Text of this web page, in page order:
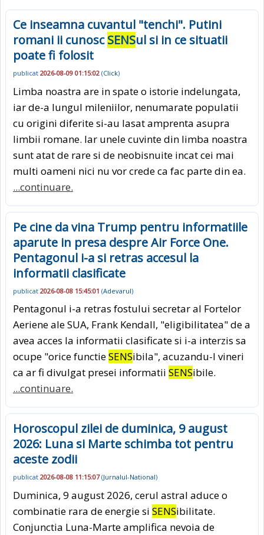
Ce inseamna cuvantul "tenchi". Putini
romani ii cunoscSENSul si in ce situatii
poate fi folosit
publicat 2026-08-09 01:15:02 (Click)
Limba noastra are in spate o istorie indelungata,
iar de-a lungul mileniilor, nenumarate populatii
cu origini diferite si-au lasat amprenta asupra
limbii romane. Iar unele cuvinte din limba noastra
sunt atat de rare si de neobisnuite incat cei mai
multi oameni nici nu vor crede ca fac parte din ea.
...continuare.
Pe cine da vina Trump pentru informatiile
aparute in presa despre Air Force One.
Pentagonul i-a si retras accesul la
informatii clasificate
publicat 2026-08-08 15:45:01 (Adevarul)
Pentagonul i-a retras fostului secretar al Fortelor
Aeriene ale SUA, Frank Kendall, "eligibilitatea" de a
avea acces la informatii clasificate si i-a interzis sa
ocupe "orice functieSENSibila", acuzandu-l vineri
ca ar fi divulgat presei informatii SENSibile.
...continuare.
Horoscopul zilei de duminica, 9 august
2026: Luna si Marte schimba tot pentru
aceste zodii
publicat 2026-08-08 11:15:07(Jurnalul-National)
Duminica, 9 august 2026, cerul astral aduce o
combinatie rara de energie si SENSibilitate.
Conjunctia Luna-Marte amplifica nevoia de